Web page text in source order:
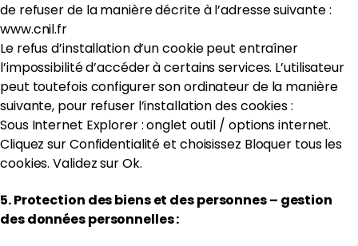
de refuser de la manière décrite à l’adresse suivante :
www.cnil.fr
Le refus d’installation d’un cookie peut entraîner
l’impossibilité d’accéder à certains services. L’utilisateur
peut toutefois configurer son ordinateur de la manière
suivante, pour refuser l’installation des cookies :
Sous Internet Explorer : onglet outil / options internet.
Cliquez sur Confidentialité et choisissez Bloquer tous les
cookies. Validez sur Ok.
5. Protection des biens et des personnes – gestion
des données personnelles :